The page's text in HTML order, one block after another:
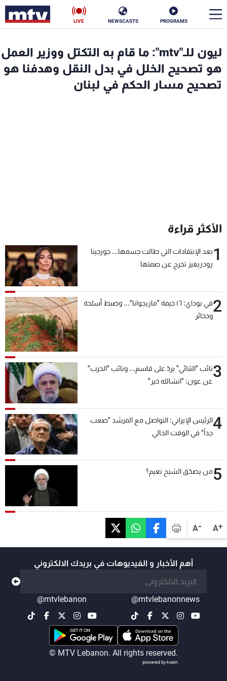
PROGRAMS
NEWSCASTS
LIVE
A+
A-
ليون للـ"mtv": ما قام به التكتل ووزير العمل
هو تصحيح الخلل في بدل النقل وهدفنا هو
تصحيح مسار الحكم في لبنان
الأكثر قراءة
1بعد الإنتقادات التي طالت جسمها... جورجينا
رودريغيز تخرج عن صمتها
2
في بوداي: ١٦ خيمة "ماريجوانا"... وضبط أسلحة
وذخائر
3نائب "الثنائي" يردّ على قاسم... ونائب "الحزب"
عن عون: "انشالله خير"
4الرئيس الإيراني: التواصل مع المرشد "صعب
جداً" في الوقت الحالي
5من يصدّق الشيخ نعيم؟
أهم الأخبار و الفيديوهات في بريدك الالكتروني
@mtvlebanonnews
@mtvlebanon
© MTV Lebanon. All rights reserved.
powered by koein
الأخبار
سياسة ناس
جدول البرامج
شاهد البرامج
الترددات
لاعلاناتكم
شروط الإسـتخدام
سياسة الخصوصية